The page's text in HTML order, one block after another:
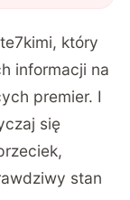
który
informacji na
premier. I
się
stan